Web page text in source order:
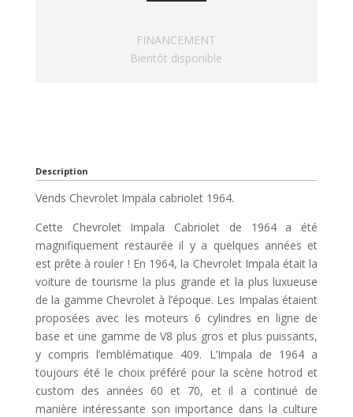
FINANCEMENT
Bientôt disponible
Description
Vends Chevrolet Impala cabriolet 1964.
Cette Chevrolet Impala Cabriolet de 1964 a été
magnifiquement restaurée il y a quelques années et
est prête à rouler ! En 1964, la Chevrolet Impala était la
voiture de tourisme la plus grande et la plus luxueuse
de la gamme Chevrolet à l’époque. Les Impalas étaient
proposées avec les moteurs 6 cylindres en ligne de
base et une gamme de V8 plus gros et plus puissants,
y compris l’emblématique 409. L’Impala de 1964 a
toujours été le choix préféré pour la scène hotrod et
custom des années 60 et 70, et il a continué de
manière intéressante son importance dans la culture